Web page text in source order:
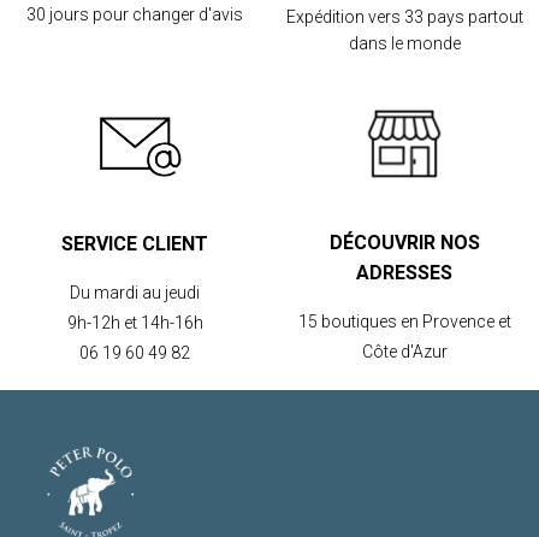
30 jours pour changer d'avis
Expédition vers 33 pays partout
dans le monde
SERVICE CLIENT
Du mardi au jeudi
9h-12h et 14h-16h
06 19 60 49 82
DÉCOUVRIR NOS
ADRESSES
15 boutiques en Provence et
Côte d'Azur